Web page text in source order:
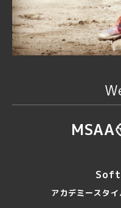
アカデミースタ